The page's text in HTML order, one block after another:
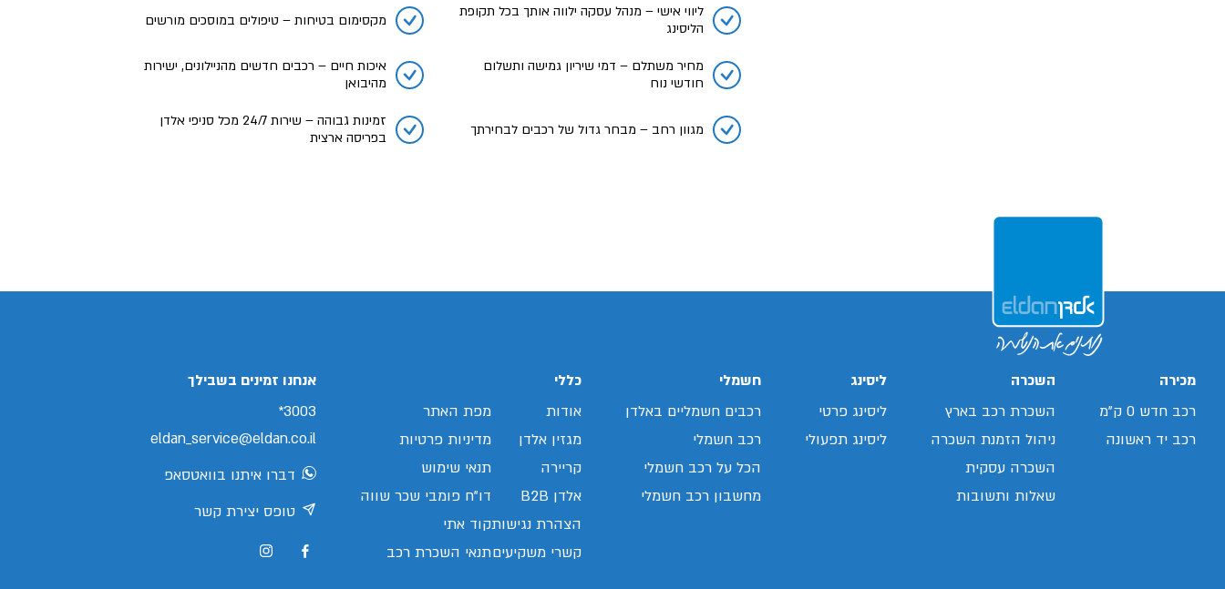
ליווי אישי – מנהל עסקה ילווה אותך בכל תקופת
הליסינג
מקסימום בטיחות – טיפולים במוסכים מורשים
מחיר משתלם – דמי שיריון גמישה ותשלום
חודשי נוח
איכות חיים – רכבים חדשים מהניילונים, ישירות
מהיבואן
מגוון רחב – מבחר גדול של רכבים לבחירתך
זמינות גבוהה – שירות 24/7 מכל סניפי אלדן
בפריסה ארצית
מכירה
רכב חדש 0 ק"מ
רכב יד ראשונה
השכרה
השכרת רכב בארץ
ניהול הזמנת השכרה
השכרה עסקית
שאלות ותשובות
ליסינג
ליסינג פרטי
ליסינג תפעולי
חשמלי
רכבים חשמליים באלדן
רכב חשמלי
הכל על רכב חשמלי
מחשבון רכב חשמלי
כללי
אודות
מגזין אלדן
קריירה
אלדן B2B
הצהרת נגישות
קשרי משקיעים
מפת האתר
מדיניות פרטיות
תנאי שימוש
דו"ח פומבי שכר שווה
קוד אתי
תנאי השכרת רכב
אנחנו זמינים בשבילך
3003*
eldan_service@eldan.co.il
דברו איתנו בוואטסאפ
טופס יצירת קשר